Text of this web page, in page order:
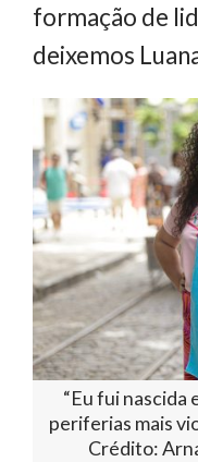
formação de
deixemos
“Eu fui nascida
periferias mais
Crédito: